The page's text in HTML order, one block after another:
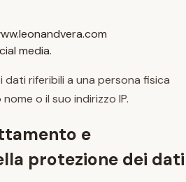
media.
riferibili a una persona fisica
o il suo indirizzo IP.
e
protezione dei dati